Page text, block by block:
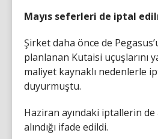
Mayıs seferleri de iptal
Şirket daha önce de
planlanan Kutaisi uçuşlarını
maliyet kaynaklı nedenlerle
duyurmuştu.
Haziran ayındaki iptallerin de
alındığı ifade edildi.